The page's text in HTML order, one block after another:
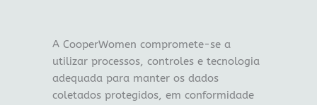
A CooperWomen compromete-se a
utilizar processos, controles e tecnologia
adequada para manter os dados
coletados protegidos, em conformidade